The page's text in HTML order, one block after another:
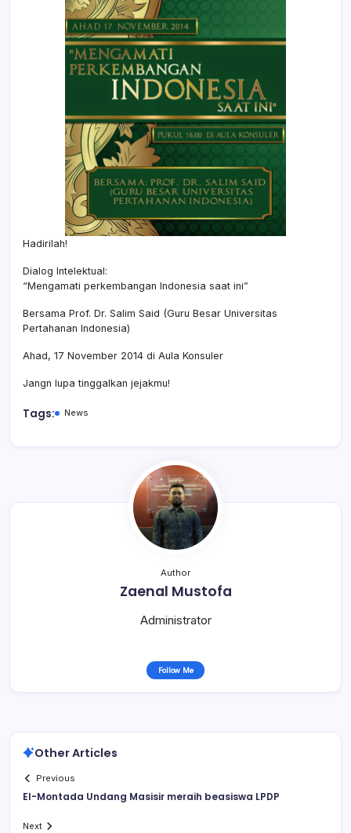
Hadirilah!
Dialog Intelektual:
“Mengamati perkembangan Indonesia saat ini”
Bersama Prof. Dr. Salim Said (Guru Besar Universitas
Pertahanan Indonesia)
Ahad, 17 November 2014 di Aula Konsuler
Jangn lupa tinggalkan jejakmu!
Tags: News
Author
Zaenal Mustofa
Administrator
Follow Me
Other Articles
Previous
El-Montada Undang Masisir meraih beasiswa LPDP
Next